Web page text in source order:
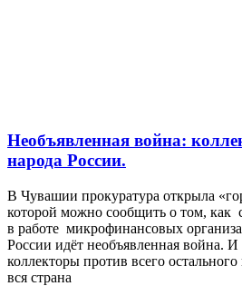
Необъявленная война:
народа России.
В Чувашии прокуратура открыла
которой можно сообщить о том, как
в работе микрофинансовых
России идёт необъявленная война. И
коллекторы против всего
вся страна